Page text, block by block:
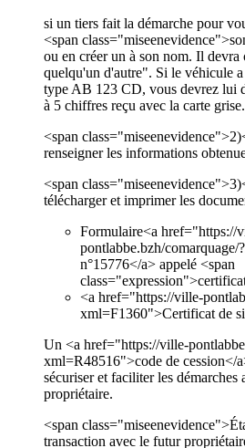
si un tiers fait la démarche pour
<span
ou en créer un à son nom. Il
quelqu'un d'autre". Si le véhicule
type AB 123 CD, vous devrez lui
à 5 chiffres reçu avec la carte grise.
<span
renseigner les informations
<span
télécharger et imprimer les
Formulaire<a href="https://
pontlabbe.bzh/
n°15776</a> appelé <span
<a href="https://ville-
xml=F1360">Certificat de
Un <a href="https://ville-
xml=R48516">code de cession</
sécuriser et faciliter les
propriétaire.
<span
transaction avec le futur